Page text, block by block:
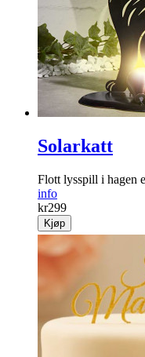
Solarkatt
Flott lysspill i hagen
info
kr299
Kjøp